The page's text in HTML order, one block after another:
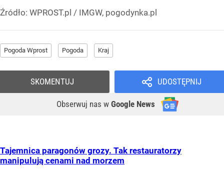
Źródło: WPROST.pl / IMGW, pogodynka.pl
Pogoda Wprost Pogoda Kraj
UDOSTĘPNIJ
Obserwuj nas w Google News
SKOMENTUJ
Tajemnica paragonów grozy. Tak restauratorzy
manipulują cenami nad morzem